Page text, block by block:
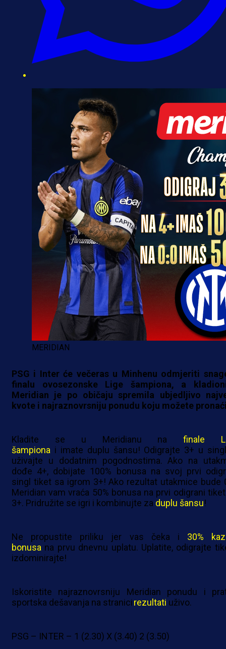
MERIDIAN
PSG i Inter će večeras u Minhenu odmjeriti
finalu ovosezonske Lige šampiona, a
Meridian je po običaju spremila ubjedljivo
kvote i najraznovrsniju ponudu koju možete
Kladite se u Meridianu nafinale
šampiona i imate duplu šansu! Odigrajte 3+ u
uživajte u dodatnim pogodnostima. Ako na
dođe 4+, dobijate 100% bonusa na svoj prvi
singl tiket sa igrom 3+! Ako rezultat utakmice bude
Meridian vam vraća 50% bonusa na prvi odigrani
3+. Pridružite se igri i kombinujte za duplu šansu!
Ne propustite priliku jer vas čeka i 30%
bonusa na prvu dnevnu uplatu. Uplatite, odigrajte
izdominirajte!
Iskoristite najraznovrsniju Meridian ponudu i
sportska dešavanja na stranicirezultati uživo.
PSG – INTER – 1 (2.30) X (3.40) 2 (3.50)